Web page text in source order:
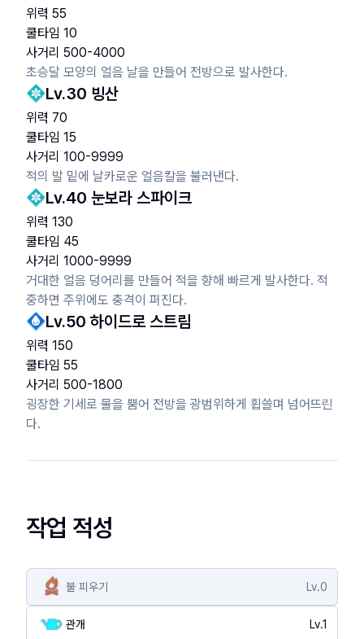
위력 55
쿨타임 10
사거리 500-4000
초승달 모양의 얼음 날을 만들어 전방으로 발사한다.
Lv.30 빙산
위력 70
쿨타임 15
사거리 100-9999
적의 발 밑에 날카로운 얼음칼을 불러낸다.
Lv.40 눈보라 스파이크
위력 130
쿨타임 45
사거리 1000-9999
거대한 얼음 덩어리를 만들어 적을 향해 빠르게 발사한다. 적
중하면 주위에도 충격이 퍼진다.
Lv.50 하이드로 스트림
위력 150
쿨타임 55
사거리 500-1800
굉장한 기세로 물을 뿜어 전방을 광범위하게 휩쓸며 넘어뜨린
다.
작업 적성
불 피우기 Lv.0
관개 Lv.1